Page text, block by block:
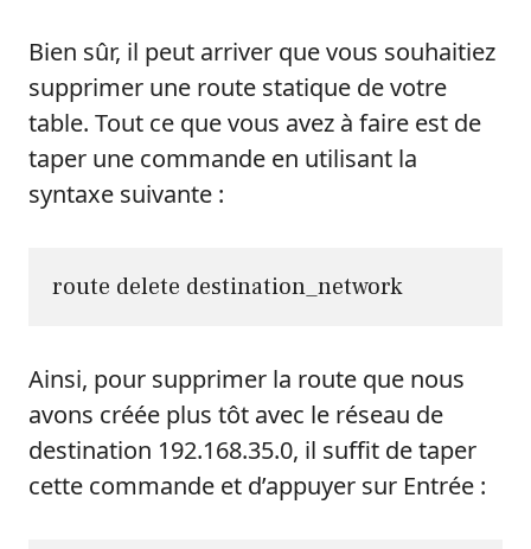
Bien sûr, il peut arriver que vous souhaitiez
supprimer une route statique de votre
table. Tout ce que vous avez à faire est de
taper une commande en utilisant la
syntaxe suivante :
route delete destination_network
Ainsi, pour supprimer la route que nous
avons créée plus tôt avec le réseau de
destination 192.168.35.0, il suffit de taper
cette commande et d’appuyer sur Entrée :